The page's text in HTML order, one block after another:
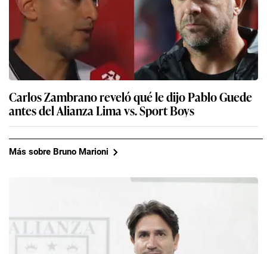
Carlos Zambrano reveló qué le dijo Pablo Guede
antes del Alianza Lima vs. Sport Boys
Más sobre Bruno Marioni